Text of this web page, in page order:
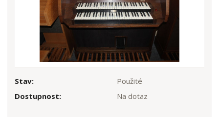
Stav:
Použité
Dostupnost:
Na dotaz